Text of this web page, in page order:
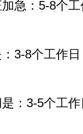
急： 5-8个
3-8个工作日
： 3-5个工作